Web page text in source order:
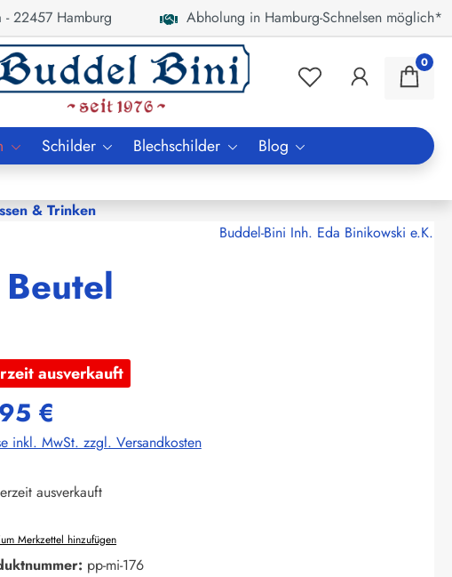
- 22457 Hamburg Abholung in Hamburg-Schnelsen möglich*
0
Schilder Blechschilder Blog
& Trinken
Buddel-Bini Inh. Eda Binikowski e.K.
ausverkauft
€
inkl. MwSt. zzgl. Versandkosten
ausverkauft
Merkzettel hinzufügen
pp-mi-176